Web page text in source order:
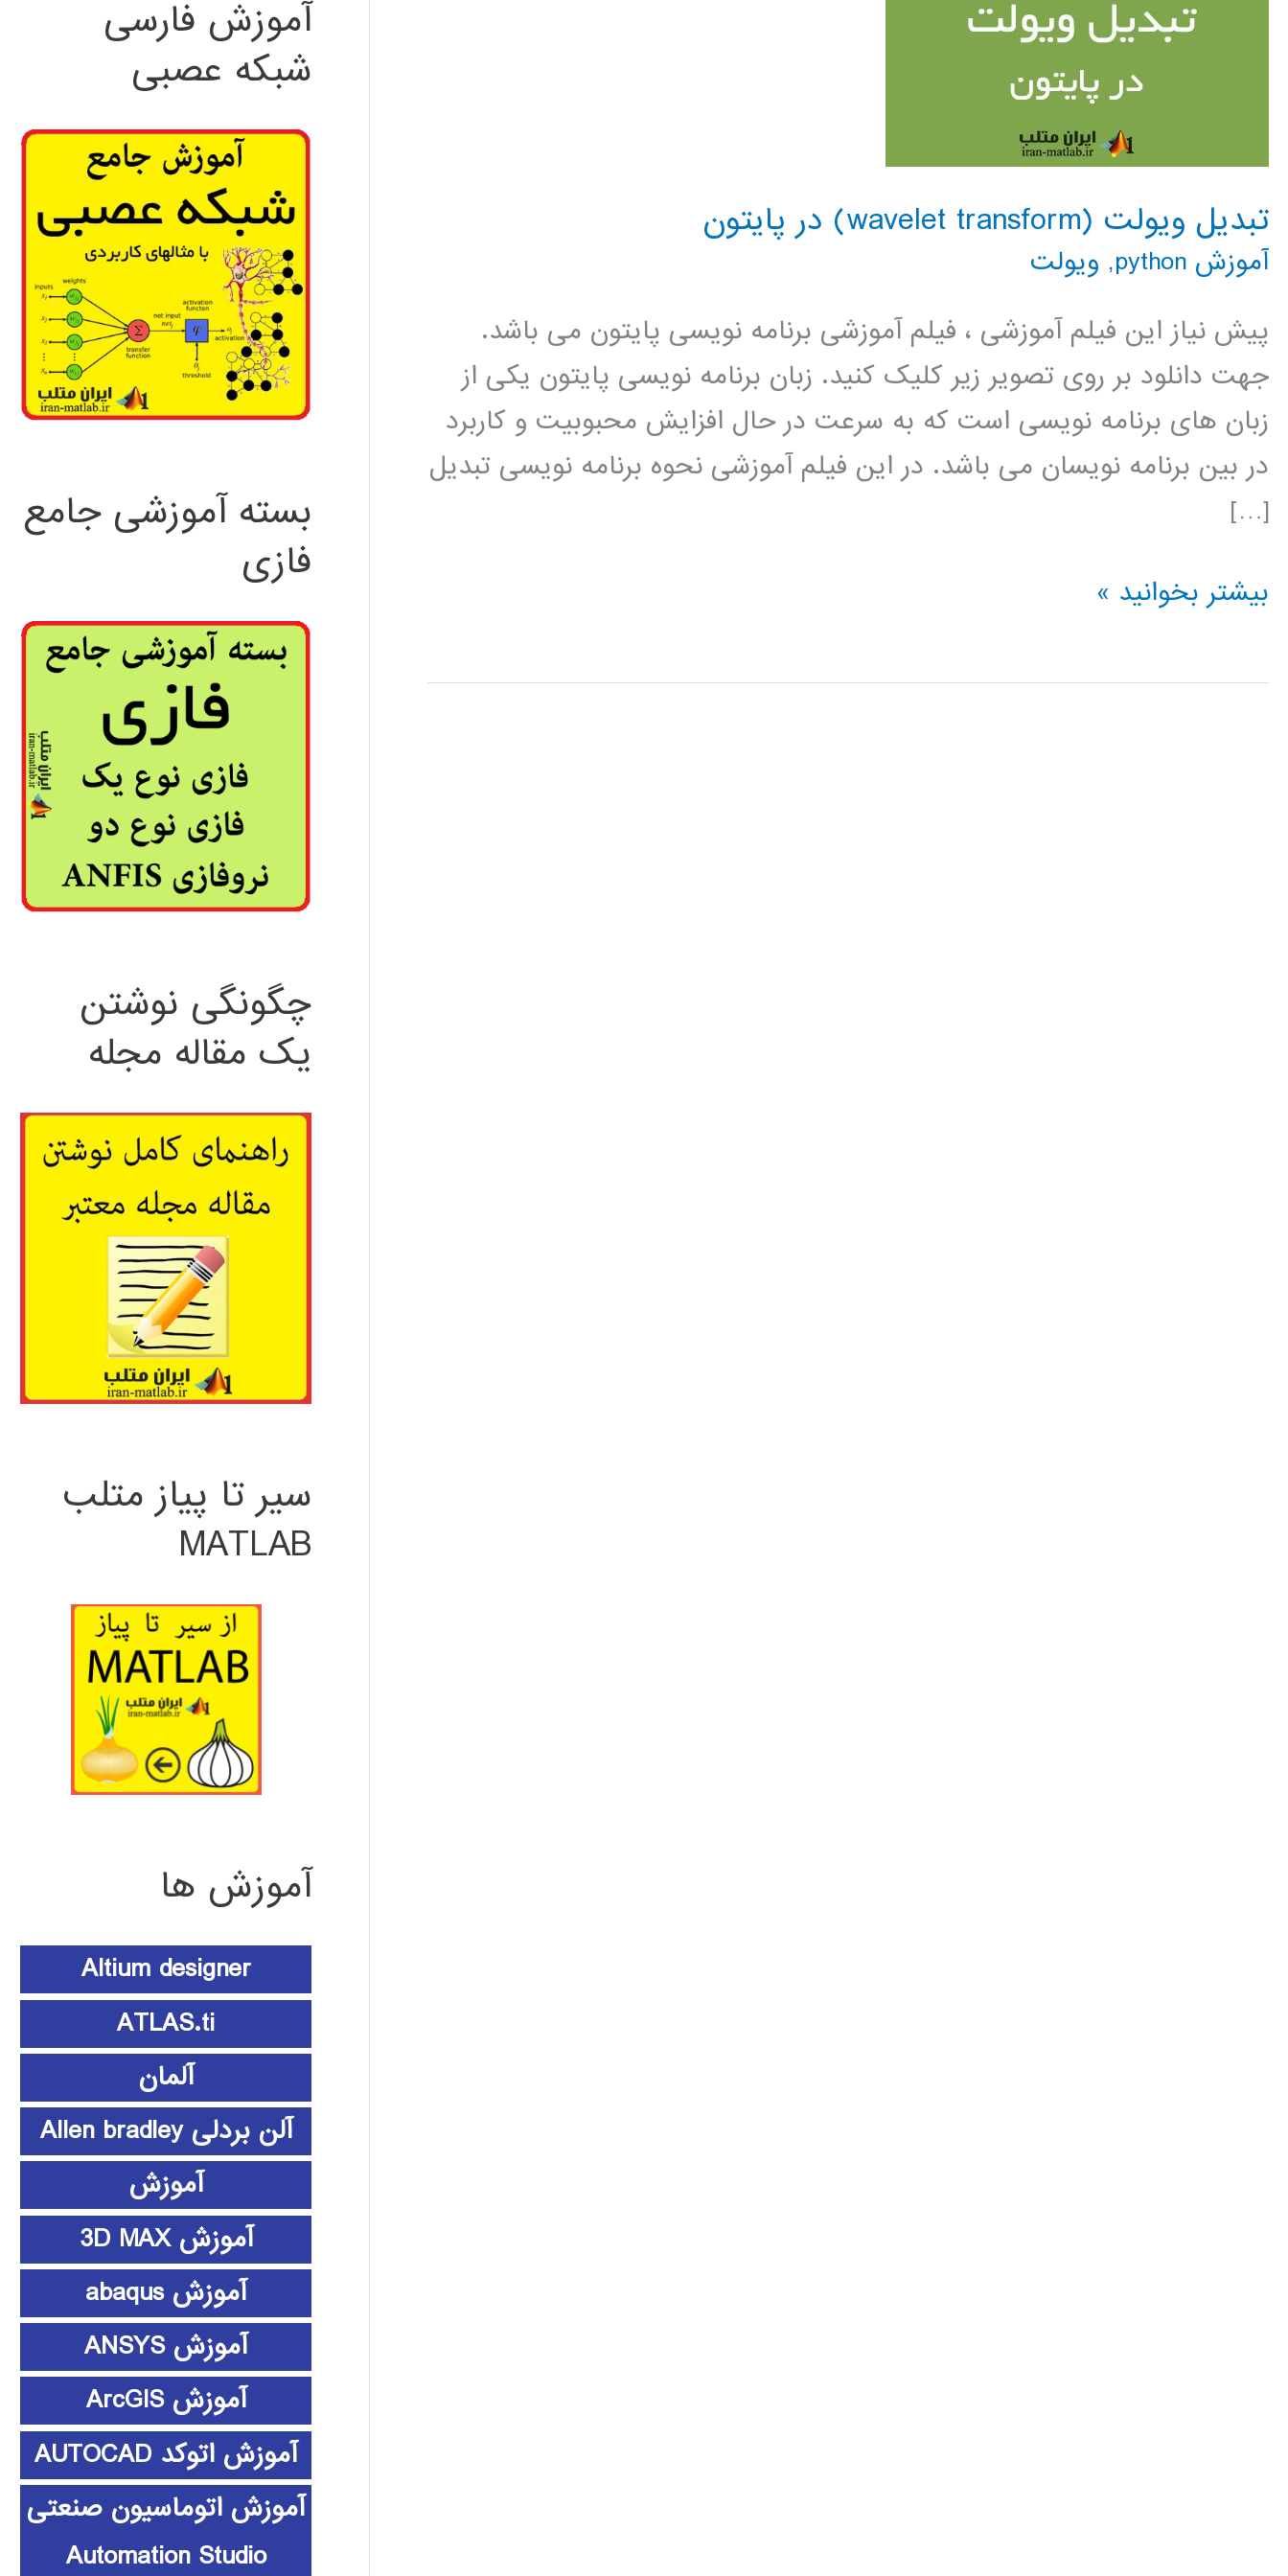
تبدیل ویولت (wavelet transform) در پایتون
آموزش python , ویولت
پیش نیاز این فیلم آموزشی ، فیلم آموزشی برنامه نویسی پایتون می باشد.
جهت دانلود بر روی تصویر زیر کلیک کنید. زبان برنامه نویسی پایتون یکی از
زبان های برنامه نویسی است که به سرعت در حال افزایش محبوبیت و کاربرد
در بین برنامه نویسان می باشد. در این فیلم آموزشی نحوه برنامه نویسی تبدیل
[…]
تبدیل
(wavelet
بیشتر بخوانید »
آموزش فارسی
شبکه عصبی
بسته آموزشی جامع
فازی
چگونگی نوشتن
یک مقاله مجله
سیر تا پیاز متلب
MATLAB
آموزش ها
Altium designer
ATLAS.ti
آلمان
آلن بردلی Allen bradley
آموزش
آموزش 3D MAX
آموزش abaqus
آموزش ANSYS
آموزش ArcGIS
آموزش اتوکد AUTOCAD
آموزش اتوماسیون صنعتی
Automation Studio